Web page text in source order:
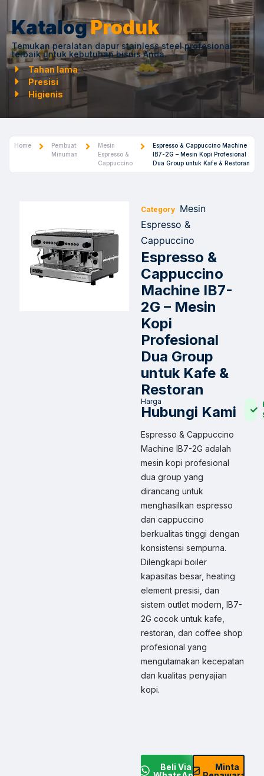
KatalogProduk
Temukan peralatan dapur stainless steel profesional
terbaik untuk kebutuhan bisnis Anda.
Tahan lama
Presisi
Higienis
Home
Pembuat
Minuman
Mesin
Espresso &
Cappuccino
Espresso & Cappuccino Machine
IB7-2G – Mesin Kopi Profesional
Dua Group untuk Kafe & Restoran
Category Mesin
Espresso &
Cappuccino
Espresso &
Cappuccino
Machine IB7-
2G – Mesin
Kopi
Profesional
Dua Group
untuk Kafe &
Restoran
Harga
Hubungi Kami
Espresso & Cappuccino
Machine IB7-2G adalah
mesin kopi profesional
dua group yang
dirancang untuk
menghasilkan espresso
dan cappuccino
berkualitas tinggi dengan
konsistensi sempurna.
Dilengkapi boiler
kapasitas besar, heating
element presisi, dan
sistem outlet modern, IB7-
2G cocok untuk kafe,
restoran, dan coffee shop
profesional yang
mengutamakan kecepatan
dan kualitas penyajian
kopi.
Beli Via
Minta